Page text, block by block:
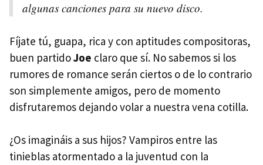
algunas canciones para su nuevo disco.
Fíjate tú, guapa, rica y con aptitudes compositoras,
buen partidoJoe claro que sí. No sabemos si los
rumores de romance serán ciertos o de lo contrario
son simplemente amigos, pero de momento
disfrutaremos dejando volar a nuestra vena cotilla.
¿Os imagináis a sus hijos? Vampiros entre las
tinieblas atormentado a la juventud con la